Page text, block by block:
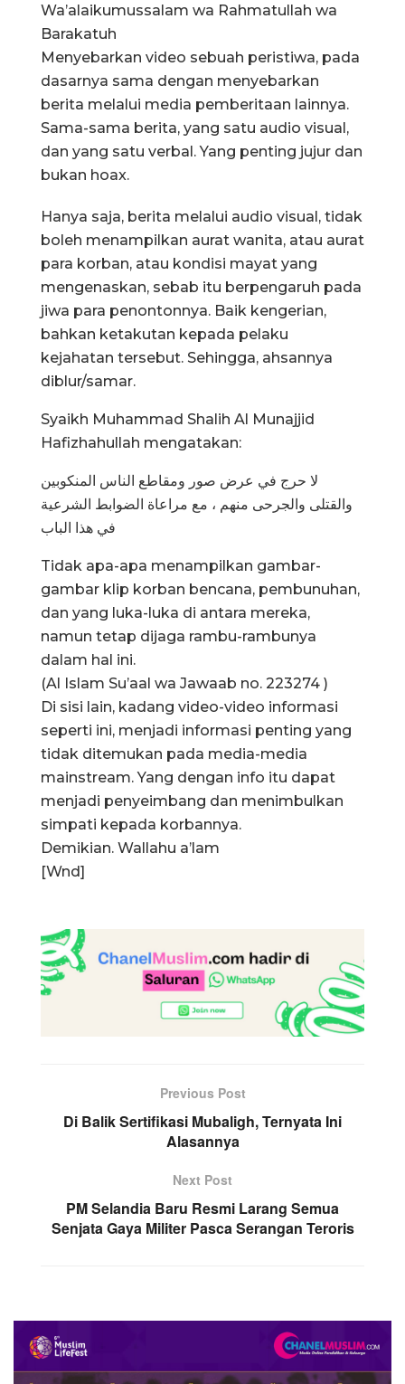
Wa’alaikumussalam wa Rahmatullah wa
Barakatuh
Menyebarkan video sebuah peristiwa, pada
dasarnya sama dengan menyebarkan
berita melalui media pemberitaan lainnya.
Sama-sama berita, yang satu audio visual,
dan yang satu verbal. Yang penting jujur dan
bukan hoax.
Hanya saja, berita melalui audio visual, tidak
boleh menampilkan aurat wanita, atau aurat
para korban, atau kondisi mayat yang
mengenaskan, sebab itu berpengaruh pada
jiwa para penontonnya. Baik kengerian,
bahkan ketakutan kepada pelaku
kejahatan tersebut. Sehingga, ahsannya
diblur/samar.
Syaikh Muhammad Shalih Al Munajjid
Hafizhahullah mengatakan:
لا حرج في عرض صور ومقاطع الناس المنكوبين
والقتلى والجرحى منهم ، مع مراعاة الضوابط الشرعية
في هذا الباب
Tidak apa-apa menampilkan gambar-
gambar klip korban bencana, pembunuhan,
dan yang luka-luka di antara mereka,
namun tetap dijaga rambu-rambunya
dalam hal ini.
(Al Islam Su’aal wa Jawaab no. 223274 )
Di sisi lain, kadang video-video informasi
seperti ini, menjadi informasi penting yang
tidak ditemukan pada media-media
mainstream. Yang dengan info itu dapat
menjadi penyeimbang dan menimbulkan
simpati kepada korbannya.
Demikian. Wallahu a’lam
[Wnd]
Previous Post
Di Balik Sertifikasi Mubaligh, Ternyata Ini
Alasannya
Next Post
PM Selandia Baru Resmi Larang Semua
Senjata Gaya Militer Pasca Serangan Teroris